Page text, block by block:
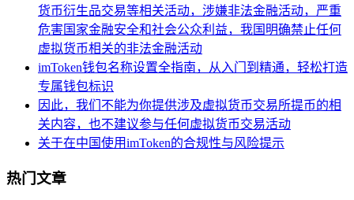
货币衍生品交易等相关活动，涉嫌非法金融活动，严重
危害国家金融安全和社会公众利益，我国明确禁止任何
虚拟货币相关的非法金融活动
imToken钱包名称设置全指南，从入门到精通，轻松打造
专属钱包标识
因此，我们不能为你提供涉及虚拟货币交易所提币的相
关内容，也不建议参与任何虚拟货币交易活动
关于在中国使用imToken的合规性与风险提示
热门文章